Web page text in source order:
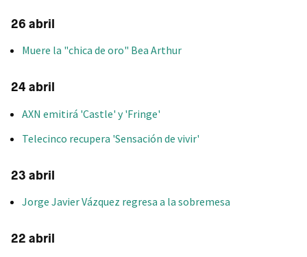
26 abril
Muere la "chica de oro" Bea Arthur
24 abril
AXN emitirá 'Castle' y 'Fringe'
Telecinco recupera 'Sensación de vivir'
23 abril
Jorge Javier Vázquez regresa a la sobremesa
22 abril